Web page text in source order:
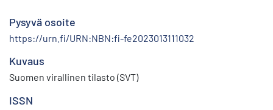
Pysyvä osoite
https://urn.fi/URN:NBN:fi-fe2023013111032
Kuvaus
Suomen virallinen tilasto (SVT)
ISSN